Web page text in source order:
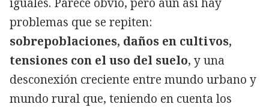
problemas que se repiten:
sobrepoblaciones, daños en cultivos,
tensiones con el uso del suelo, y una
desconexión creciente entre mundo urbano y
mundo rural que, teniendo en cuenta los